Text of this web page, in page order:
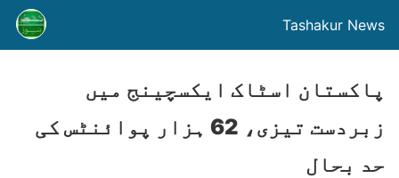
Tashakur News
پاکستان اسٹاک ایکسچینج میں
زبردست تیزی، 62 ہزار پوائنٹس کی
حد بحال